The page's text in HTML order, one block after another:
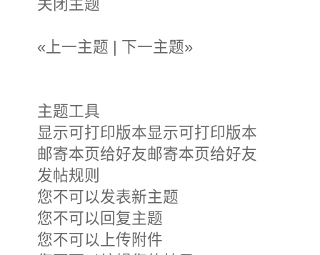
关闭主题
«上一主题 | 下一主题»
主题工具
显示可打印版本显示可打印版本
邮寄本页给好友邮寄本页给好友
发帖规则
您不可以发表新主题
您不可以回复主题
您不可以上传附件